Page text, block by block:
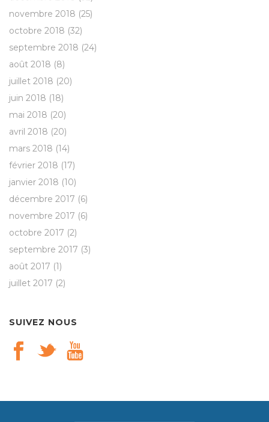
novembre 2018 (25)
octobre 2018 (32)
septembre 2018 (24)
août 2018 (8)
juillet 2018 (20)
juin 2018 (18)
mai 2018 (20)
avril 2018 (20)
mars 2018 (14)
février 2018 (17)
janvier 2018 (10)
décembre 2017 (6)
novembre 2017 (6)
octobre 2017 (2)
septembre 2017 (3)
août 2017 (1)
juillet 2017 (2)
SUIVEZ NOUS